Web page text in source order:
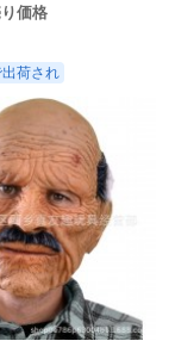
価格
荷され